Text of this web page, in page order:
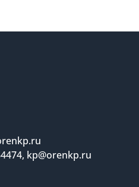
kp@orenkp.ru